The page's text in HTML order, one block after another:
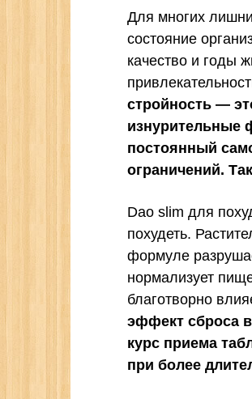
Для многих
состояние
качество и годы
стройность —
изнурительные
постоянный
ограничений.
Dao slim для
похудеть.
формуле
нормализует
благотворно
эффект сброса
курс приема
при более